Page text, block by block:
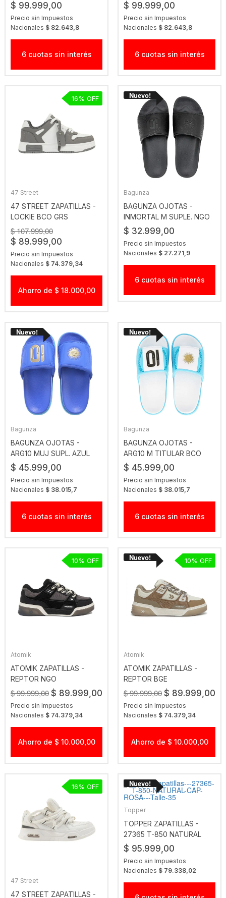
$ 99.999,00
Precio sin Impuestos
Nacionales $ 82.643,8
6 cuotas sin interés
$ 99.999,00
Precio sin Impuestos
Nacionales $ 82.643,8
6 cuotas sin interés
47 Street
47 STREET ZAPATILLAS -
LOCKIE BCO GRS
$ 107.999,00
$ 89.999,00
Precio sin Impuestos
Nacionales $ 74.379,34
16
Ahorro de $ 18.000,00
Bagunza
BAGUNZA OJOTAS -
INMORTAL M SUPLE. NGO
$ 32.999,00
Precio sin Impuestos
Nacionales $ 27.271,9
6 cuotas sin interés
Bagunza
BAGUNZA OJOTAS -
ARG10 MUJ SUPL. AZUL
$ 45.999,00
Precio sin Impuestos
Nacionales $ 38.015,7
6 cuotas sin interés
Bagunza
BAGUNZA OJOTAS -
ARG10 M TITULAR BCO
$ 45.999,00
Precio sin Impuestos
Nacionales $ 38.015,7
6 cuotas sin interés
Atomik
ATOMIK ZAPATILLAS -
REPTOR NGO
$ 99.999,00 $ 89.999,00
Precio sin Impuestos
Nacionales $ 74.379,34
10
Ahorro de $ 10.000,00
Atomik
ATOMIK ZAPATILLAS -
REPTOR BGE
$ 99.999,00 $ 89.999,00
Precio sin Impuestos
Nacionales $ 74.379,34
10
Ahorro de $ 10.000,00
47 Street
47 STREET ZAPATILLAS -
16
Topper
TOPPER ZAPATILLAS -
27365 T-850 NATURAL
CAP-ROSA
$ 95.999,00
Precio sin Impuestos
Nacionales $ 79.338,02